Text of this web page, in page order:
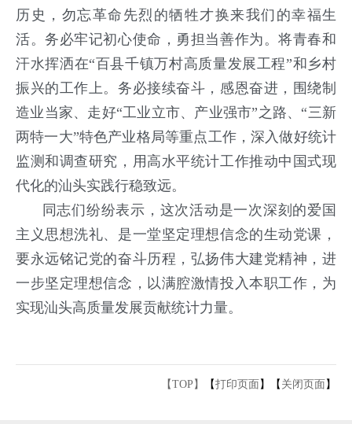
历史，勿忘革命先烈的牺牲才换来我们的幸福生
活。务必牢记初心使命，勇担当善作为。将青春和
汗水挥洒在“百县千镇万村高质量发展工程”和乡村
振兴的工作上。务必接续奋斗，感恩奋进，围绕制
造业当家、走好“工业立市、产业强市”之路、“三新
两特一大”特色产业格局等重点工作，深入做好统计
监测和调查研究，用高水平统计工作推动中国式现
代化的汕头实践行稳致远。
同志们纷纷表示，这次活动是一次深刻的爱国
主义思想洗礼、是一堂坚定理想信念的生动党课，
要永远铭记党的奋斗历程，弘扬伟大建党精神，进
一步坚定理想信念，以满腔激情投入本职工作，为
实现汕头高质量发展贡献统计力量。
【TOP】 【打印页面 】【 关闭页面 】